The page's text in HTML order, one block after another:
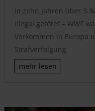
In zehn Jahren über
illegal getötet – WWF
Vorkommen in Europa
Strafverfolgung
mehr lesen